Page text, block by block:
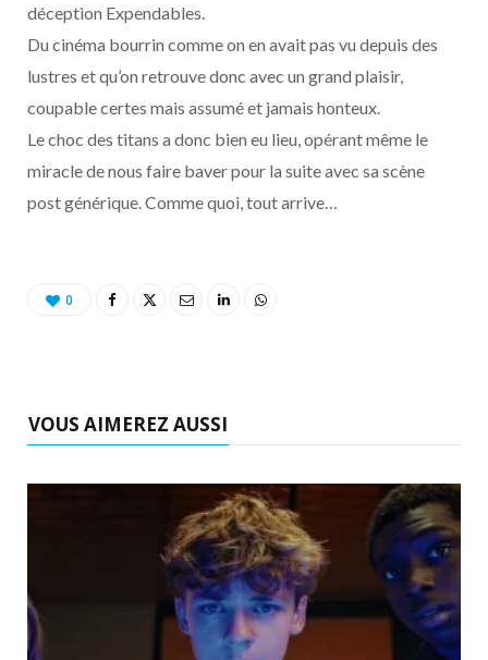
déception Expendables.
Du cinéma bourrin comme on en avait pas vu depuis des
lustres et qu’on retrouve donc avec un grand plaisir,
coupable certes mais assumé et jamais honteux.
Le choc des titans a donc bien eu lieu, opérant même le
miracle de nous faire baver pour la suite avec sa scène
post générique. Comme quoi, tout arrive…
0
VOUS AIMEREZ AUSSI